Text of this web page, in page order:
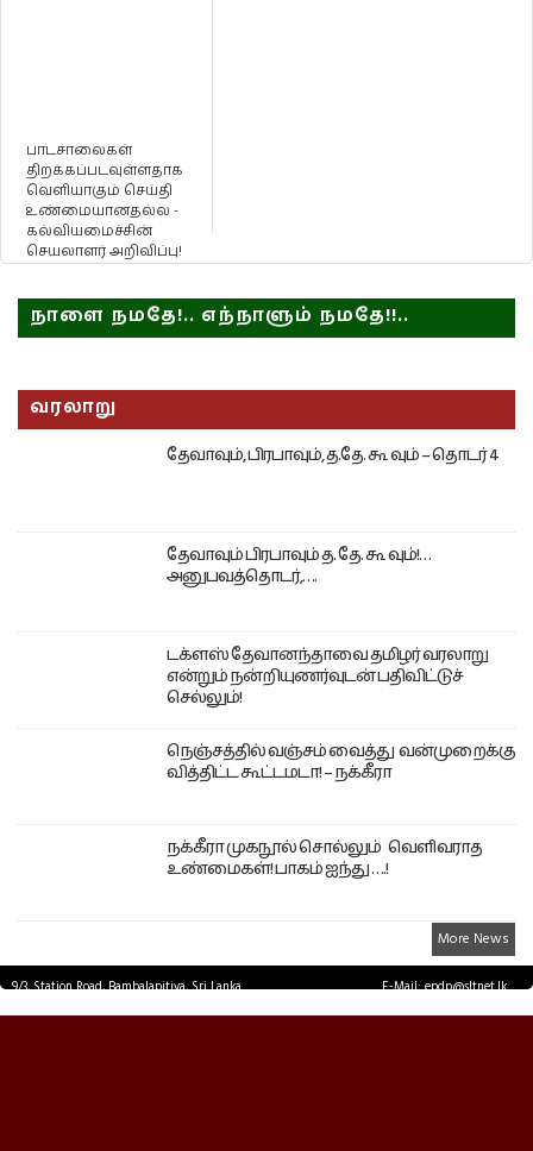
பாடசாலைகள்
திறக்கப்படவுள்ளதாக
வெளியாகும் செய்தி
உண்மையானதல்ல -
கல்வியமைச்சின்
செயலாளர் அறிவிப்பு!
நாளை நமதே!.. எந்நாளும் நமதே!!..
வரலாறு
தேவாவும், பிரபாவும், த.தே. கூ வும் – தொடர் 4
தேவாவும் பிரபாவும் த. தே. கூ வும்!…
அனுபவத்தொடர்,….
டக்ளஸ் தேவானந்தாவை தமிழர் வரலாறு
என்றும் நன்றியுணர்வுடன் பதிவிட்டுச்
செல்லும்!
நெஞ்சத்தில் வஞ்சம் வைத்து வன்முறைக்கு
வித்திட்ட கூட்டமடா! – நக்கீரா
நக்கீரா முகநூல் சொல்லும் வெளிவராத
உண்மைகள்! பாகம் ஐந்து ….!
More News
9/3, Station Road, Bambalapitiya, Sri Lanka.
E-Mail: epdp@sltnet.lk